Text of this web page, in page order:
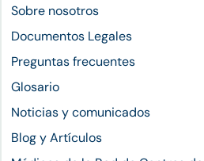
Sobre nosotros
Documentos Legales
Preguntas frecuentes
Glosario
Noticias y comunicados
Blog y Artículos